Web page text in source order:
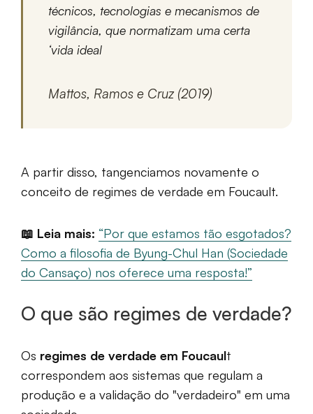
técnicos, tecnologias e mecanismos de
vigilância, que normatizam uma certa
‘vida ideal
Mattos, Ramos e Cruz (2019)
A partir disso, tangenciamos novamente o
conceito de regimes de verdade em Foucault.
📖 Leia mais: “Por que estamos tão esgotados?
Como a filosofia de Byung-Chul Han (Sociedade
do Cansaço) nos oferece uma resposta!”
O que são regimes de verdade?
Os regimes de verdade em Foucault
correspondem aos sistemas que regulam a
produção e a validação do "verdadeiro" em uma